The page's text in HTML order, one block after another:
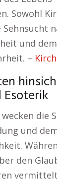
Sowohl
und
–
die
und
den